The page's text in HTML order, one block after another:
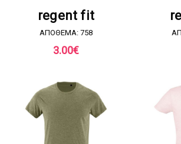
regent fit
ΑΠΟΘΕΜΑ: 758
3.00€